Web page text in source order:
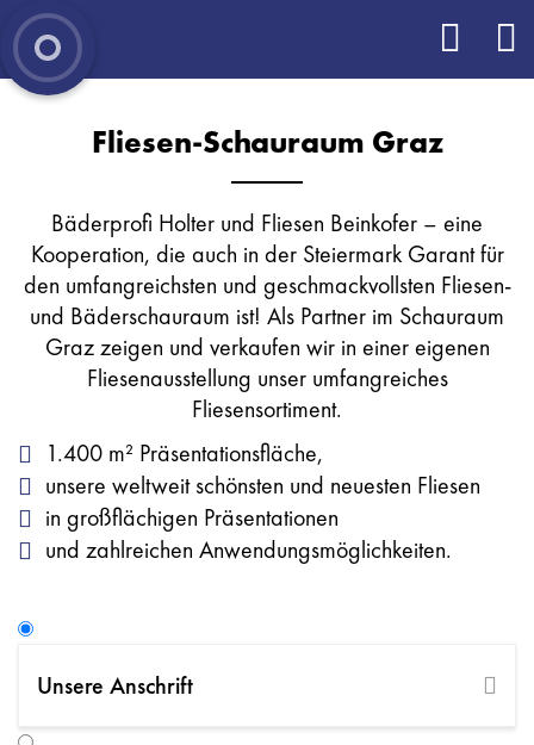
Fliesen­-Schauraum Graz
Bäderprofi Holter und Fliesen Beinkofer – eine
Kooperation, die auch in der Steiermark Garant für
den umfangreichsten und geschmackvollsten Fliesen-
und Bäderschauraum ist! Als Partner im Schauraum
Graz zeigen und verkaufen wir in einer eigenen
Fliesenausstellung unser umfangreiches
Fliesensortiment.
1.400 m² Präsentationsfläche,
unsere weltweit schönsten und neuesten Fliesen
in großflächigen Präsentationen
und zahlreichen Anwendungsmöglichkeiten.
Unsere Anschrift